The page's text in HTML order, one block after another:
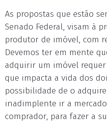
As propostas que estão
Senado Federal, visam à
produtor de imóvel, com
Devemos ter em mente
adquirir um imóvel
que impacta a vida dos
possibilidade de o
inadimplente ir a
comprador, para fazer a